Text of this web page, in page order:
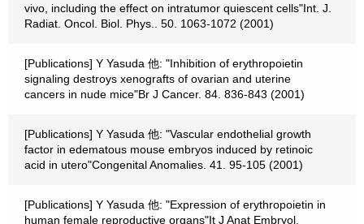
vivo, including the effect on intratumor quiescent cells"Int. J.
Radiat. Oncol. Biol. Phys.. 50. 1063-1072 (2001)
[Publications] Y Yasuda 他: "Inhibition of erythropoietin
signaling destroys xenografts of ovarian and uterine
cancers in nude mice"Br J Cancer. 84. 836-843 (2001)
[Publications] Y Yasuda 他: "Vascular endothelial growth
factor in edematous mouse embryos induced by retinoic
acid in utero"Congenital Anomalies. 41. 95-105 (2001)
[Publications] Y Yasuda 他: "Expression of erythropoietin in
human female reproductive organs"It J Anat Embryol.